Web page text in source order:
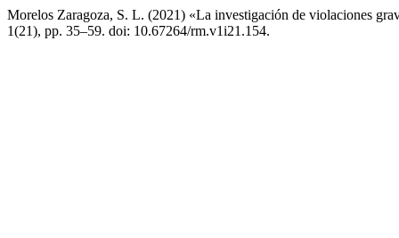
Morelos Zaragoza, S. L. (2021) «La investigación de violaciones
1(21), pp. 35–59. doi: 10.67264/rm.v1i21.154.